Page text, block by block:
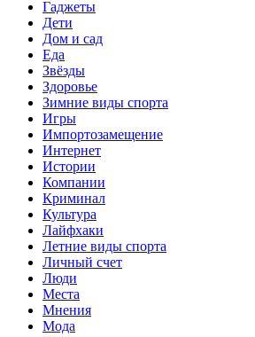
Гаджеты
Дети
Дом и сад
Еда
Звёзды
Здоровье
Зимние виды спорта
Игры
Импортозамещение
Интернет
Истории
Компании
Криминал
Культура
Лайфхаки
Летние виды спорта
Личный счет
Люди
Места
Мнения
Мода